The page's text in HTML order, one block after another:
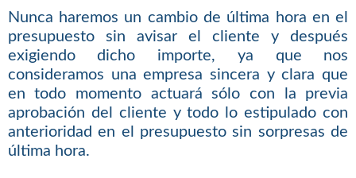
Nunca haremos un cambio de última hora en el
presupuesto sin avisar el cliente y después
exigiendo dicho importe, ya que nos
consideramos una empresa sincera y clara que
en todo momento actuará sólo con la previa
aprobación del cliente y todo lo estipulado con
anterioridad en el presupuesto sin sorpresas de
última hora.